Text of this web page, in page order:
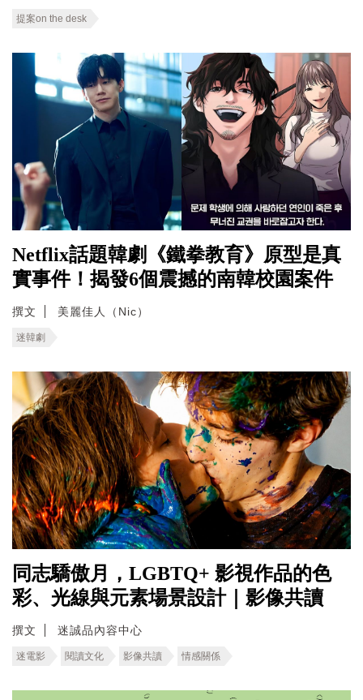
提案on the desk
Netflix話題韓劇《鐵拳教育》原型是真
實事件！揭發6個震撼的南韓校園案件
撰文 美麗佳人（Nic）
迷韓劇
同志驕傲月，LGBTQ+ 影視作品的色
彩、光線與元素場景設計｜影像共讀
撰文 迷誠品內容中心
迷電影 閱讀文化 影像共讀 情感關係